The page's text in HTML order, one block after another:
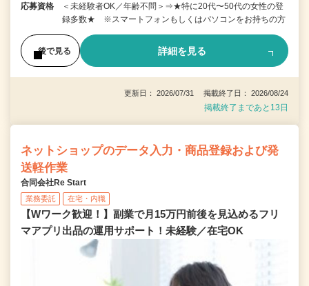
応募資格
＜未経験者OK／年齢不問＞⇒★特に20代〜50代の女性の登
録多数★ ※スマートフォンもしくはパソコンをお持ちの方
後で見る 詳細を見る
更新日： 2026/07/31 掲載終了日： 2026/08/24
掲載終了まであと13日
ネットショップのデータ入力・商品登録および発
送軽作業
合同会社Re Start
業務委託 在宅・内職
【Wワーク歓迎！】副業で月15万円前後を見込めるフリ
マアプリ出品の運用サポート！未経験／在宅OK